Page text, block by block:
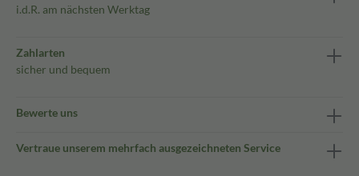
i.d.R. am nächsten Werktag
Zahlarten
sicher und bequem
Bewerte uns
Vertraue unserem mehrfach ausgezeichneten Service